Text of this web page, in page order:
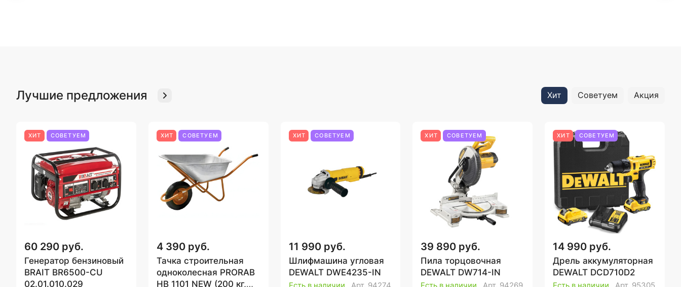
Лучшие предложения Хит Советуем Акция
ХИТ СОВЕТУЕМ
60 290 руб.
Генератор бензиновый
BRAIT BR6500-CU
02.01.010.029
ХИТ СОВЕТУЕМ
4 390 руб.
Тачка строительная
одноколесная PRORAB
HB 1101 NEW (200 кг,
ХИТ СОВЕТУЕМ
11 990 руб.
Шлифмашина угловая
DEWALT DWE4235-IN
ХИТ СОВЕТУЕМ
39 890 руб.
Пила торцовочная
DEWALT DW714-IN
ХИТ СОВЕТУЕМ
14 990 руб.
Дрель аккумуляторная
DEWALT DCD710D2